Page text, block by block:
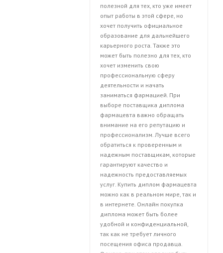
полезной для тех, кто уже имеет
опыт работы в этой сфере, но
хочет получить официальное
образование для дальнейшего
карьерного роста. Также это
может быть полезно для тех, кто
хочет изменить свою
профессиональную сферу
деятельности и начать
заниматься фармацией. При
выборе поставщика диплома
фармацевта важно обращать
внимание на его репутацию и
профессионализм. Лучше всего
обратиться к проверенным и
надежным поставщикам, которые
гарантируют качество и
надежность предоставляемых
услуг. Купить диплом фармацевта
можно как в реальном мире, так и
в интернете. Онлайн покупка
диплома может быть более
удобной и конфиденциальной,
так как не требует личного
посещения офиса продавца.